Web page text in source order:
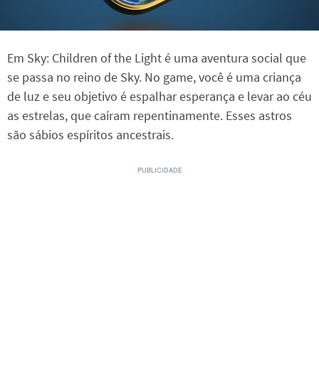
Em Sky: Children of the Light é uma aventura social que
se passa no reino de Sky. No game, você é uma criança
de luz e seu objetivo é espalhar esperança e levar ao céu
as estrelas, que caíram repentinamente. Esses astros
são sábios espíritos ancestrais.